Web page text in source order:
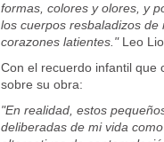
formas, colores y olores, y
los cuerpos resbaladizos
corazones latientes." Leo
Con el recuerdo infantil que
sobre su obra:
"En realidad, estos
deliberadas de mi vida